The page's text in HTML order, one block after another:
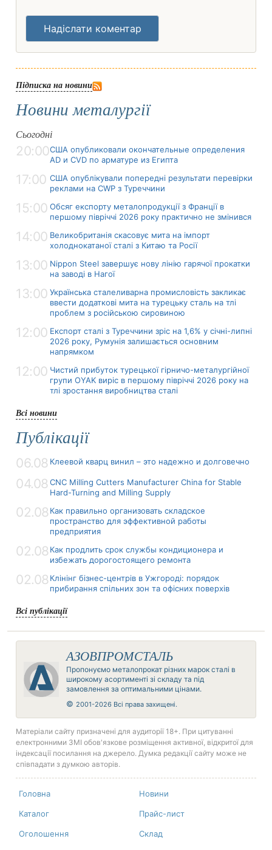
Надіслати коментар
Підписка на новини
Новини металургії
Сьогодні
20:00США опубликовали окончательные определения
AD и CVD по арматуре из Египта
17:00 США опублікували попередні результати перевірки
реклами на CWP з Туреччини
15:00 Обсяг експорту металопродукції з Франції в
першому півріччі 2026 року практично не змінився
14:00 Великобританія скасовує мита на імпорт
холоднокатаної сталі з Китаю та Росії
13:00 Nippon Steel завершує нову лінію гарячої прокатки
на заводі в Нагої
13:00 Українська сталеливарна промисловість закликає
ввести додаткові мита на турецьку сталь на тлі
проблем з російською сировиною
12:00 Експорт сталі з Туреччини зріс на 1,6% у січні-липні
2026 року, Румунія залишається основним
напрямком
12:00 Чистий прибуток турецької гірничо-металургійної
групи OYAK виріс в першому півріччі 2026 року на
тлі зростання виробництва сталі
Всі новини
Публікації
06.08 Клеевой кварц винил – это надежно и долговечно
04.08 CNC Milling Cutters Manufacturer China for Stable
Hard-Turning and Milling Supply
02.08 Как правильно организовать складское
пространство для эффективной работы
предприятия
02.08 Как продлить срок службы кондиционера и
избежать дорогостоящего ремонта
02.08 Клінінг бізнес-центрів в Ужгороді: порядок
прибирання спільних зон та офісних поверхів
Всі публікації
АЗОВПРОМСТАЛЬ
Пропонуємо металопрокат різних марок сталі в
широкому асортименті зі складу та під
замовлення за оптимальними цінами.
© 2001-2026 Всі права захищені.
Матеріали сайту призначені для аудиторії 18+. При цитуванні
електронними ЗМІ обов'язкове розміщення активної, відкритої для
індексації посилання на джерело. Думка редакції сайту може не
співпадати з думкою авторів.
Головна Новини
Каталог Прайс-лист
Оголошення Склад